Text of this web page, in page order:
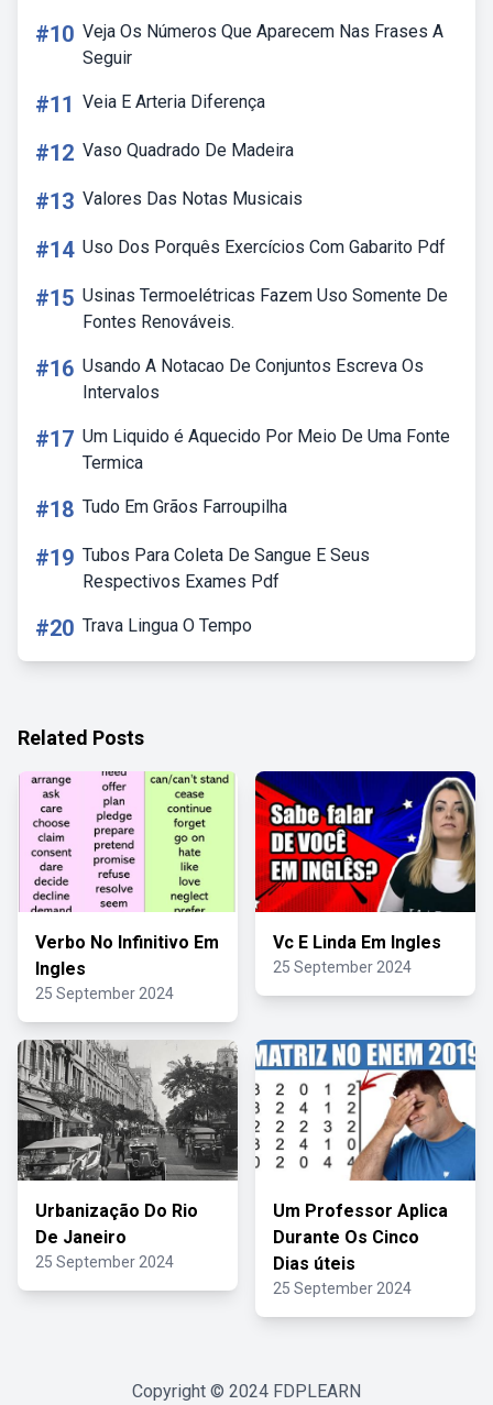
#10 Veja Os Números Que Aparecem Nas Frases A
Seguir
#11 Veia E Arteria Diferença
#12 Vaso Quadrado De Madeira
#13 Valores Das Notas Musicais
#14 Uso Dos Porquês Exercícios Com Gabarito Pdf
#15 Usinas Termoelétricas Fazem Uso Somente De
Fontes Renováveis.
#16 Usando A Notacao De Conjuntos Escreva Os
Intervalos
#17 Um Liquido é Aquecido Por Meio De Uma Fonte
Termica
#18 Tudo Em Grãos Farroupilha
#19 Tubos Para Coleta De Sangue E Seus
Respectivos Exames Pdf
#20 Trava Lingua O Tempo
Related Posts
Verbo No Infinitivo Em
Ingles
25 September 2024
Vc E Linda Em Ingles
25 September 2024
Urbanização Do Rio
De Janeiro
25 September 2024
Um Professor Aplica
Durante Os Cinco
Dias úteis
25 September 2024
Copyright © 2024 FDPLEARN